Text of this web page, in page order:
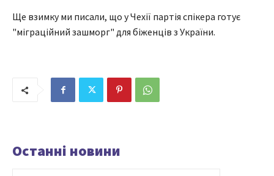
Ще взимку ми писали, що у Чехії партія спікера готує
"міграційний зашморг" для біженців з України.
Останні новини